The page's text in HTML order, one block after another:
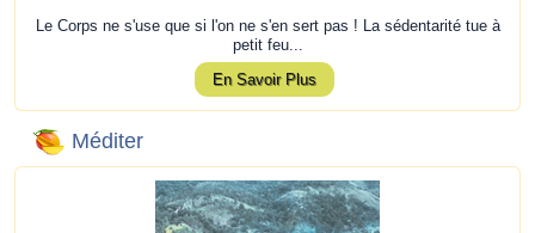
Le Corps ne s'use que si l'on ne s'en sert pas ! La sédentarité tue à
petit feu...
En Savoir Plus
Méditer